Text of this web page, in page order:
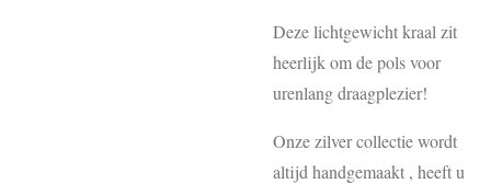
Deze lichtgewicht kraal zit
heerlijk om de pols voor
urenlang draagplezier!
Onze zilver collectie wordt
altijd handgemaakt , heeft u